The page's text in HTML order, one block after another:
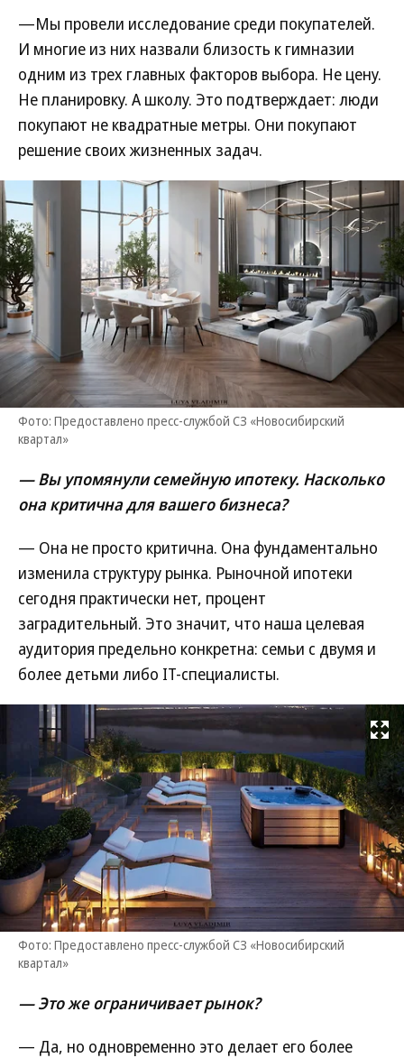
—Мы провели исследование среди покупателей.
И многие из них назвали близость к гимназии
одним из трех главных факторов выбора. Не цену.
Не планировку. А школу. Это подтверждает: люди
покупают не квадратные метры. Они покупают
решение своих жизненных задач.
Фото: Предоставлено пресс-службой СЗ «Новосибирский
квартал»
— Вы упомянули семейную ипотеку. Насколько
она критична для вашего бизнеса?
— Она не просто критична. Она фундаментально
изменила структуру рынка. Рыночной ипотеки
сегодня практически нет, процент
заградительный. Это значит, что наша целевая
аудитория предельно конкретна: семьи с двумя и
более детьми либо IT-специалисты.
Развернуть
Фото: Предоставлено пресс-службой СЗ «Новосибирский
квартал»
— Это же ограничивает рынок?
— Да, но одновременно это делает его более